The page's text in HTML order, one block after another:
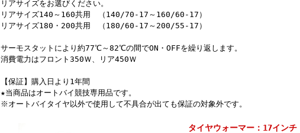
リアサイズをお選びください。
リアサイズ140～160共用 （140/70-17～160/60-17）
リアサイズ180・200共用 （180/60-17～200/55-17）
サーモスタットにより約77℃～82℃の間でON・OFFを繰り返します。
消費電力はフロント350Ｗ、リア450Ｗ
【保証】購入日より1年間
★当商品はオートバイ競技専用品です。
※オートバイタイヤ以外で使用して不具合が出ても保証の対象外です。
タイヤウォーマー：17インチ